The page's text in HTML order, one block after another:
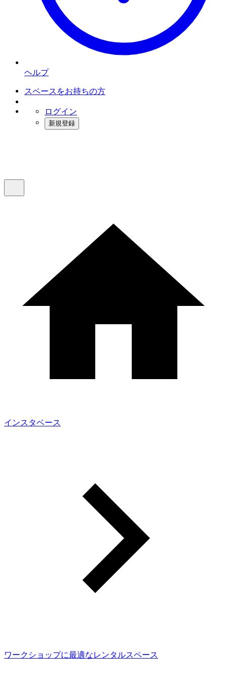
ヘルプ
スペースをお持ちの方
ログイン
新規登録
インスタベース
ワークショップに最適なレンタルスペース